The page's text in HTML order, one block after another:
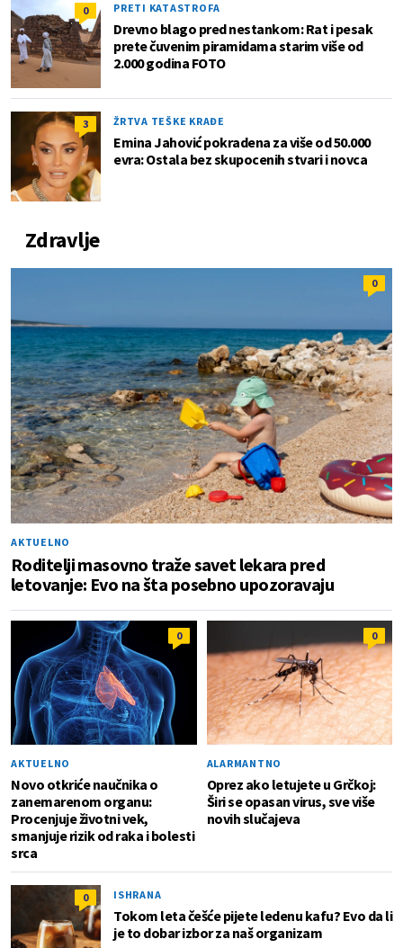
0 PRETI KATASTROFA
Drevno blago pred nestankom: Rat i pesak
prete čuvenim piramidama starim više od
2.000 godina FOTO
3 ŽRTVA TEŠKE KRAĐE
Emina Jahović pokradena za više od 50.000
evra: Ostala bez skupocenih stvari i novca
Zdravlje
0
AKTUELNO
Roditelji masovno traže savet lekara pred
letovanje: Evo na šta posebno upozoravaju
0
AKTUELNO
Novo otkriće naučnika o
zanemarenom organu:
Procenjuje životni vek,
smanjuje rizik od raka i bolesti
srca
0
ALARMANTNO
Oprez ako letujete u Grčkoj:
Širi se opasan virus, sve više
novih slučajeva
0 ISHRANA
Tokom leta češće pijete ledenu kafu? Evo da li
je to dobar izbor za naš organizam